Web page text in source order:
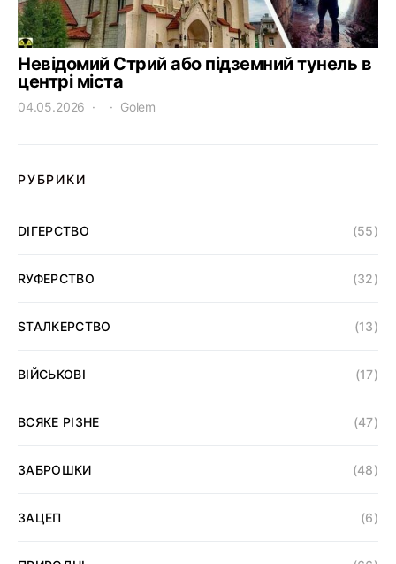
Невідомий Стрий або підземний тунель в
центрі міста
04.05.2026 Golem
РУБРИКИ
DІГЕРСТВО (55)
RУФЕРСТВО (32)
SТАЛКЕРСТВО (13)
ВІЙСЬКОВІ (17)
ВСЯКЕ РІЗНЕ (47)
ЗАБРОШКИ (48)
ЗАЦЕП (6)